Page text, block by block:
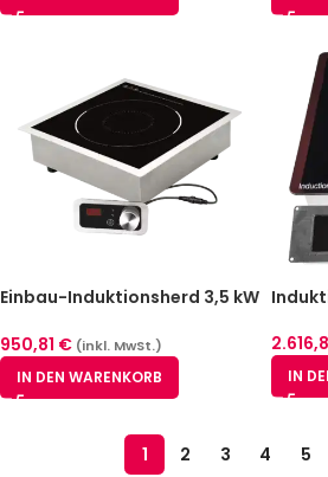
Einbau-Induktionsherd 3,5 kW
950,81 € (inkl. MwSt.)
IN DEN WARENKORB IN
1 2 3 4 5